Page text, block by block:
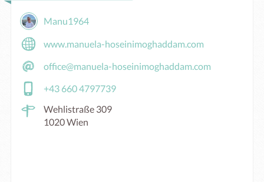
Manu1964
www.manuela-hoseinimoghaddam.com
office@manuela-hoseinimoghaddam.com
+43 660 4797739
Wehlistraße 309
1020 Wien